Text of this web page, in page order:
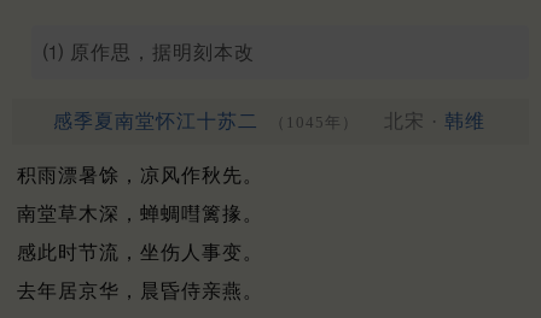
⑴ 原作思，据明刻本改
感季夏南堂怀江十苏二 （1045年） 北宋 · 韩维
积雨漂暑馀，凉风作秋先。
南堂草木深，蝉蜩嘒篱掾。
感此时节流，坐伤人事变。
去年居京华，晨昏侍亲燕。